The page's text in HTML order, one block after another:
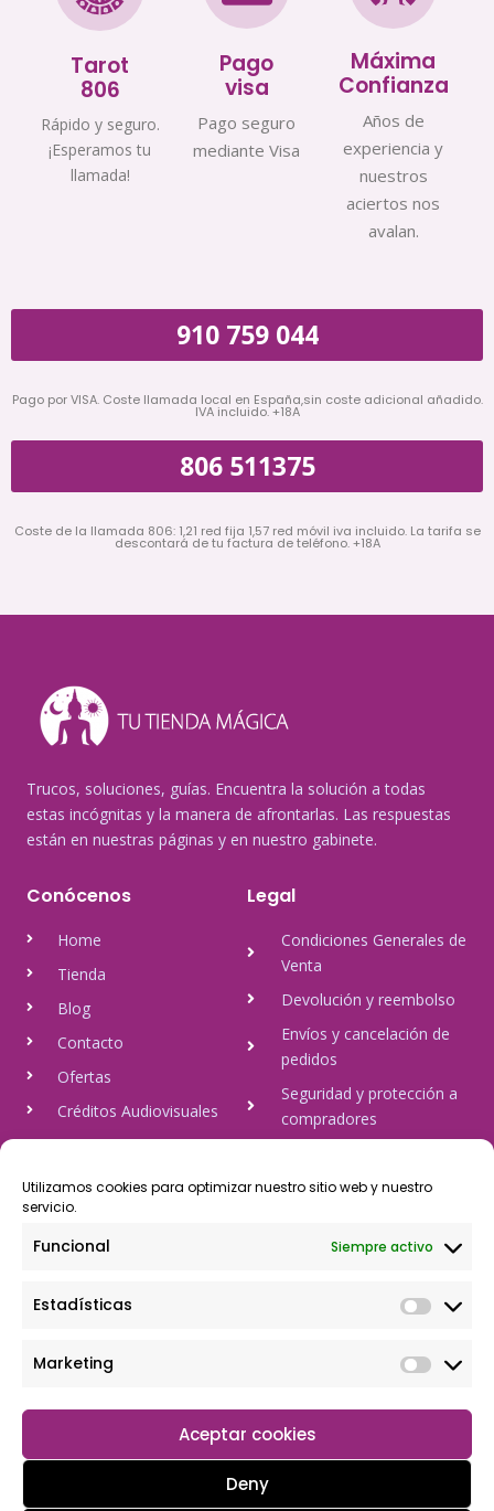
Utilizamos cookies para optimizar nuestro sitio web y nuestro
servicio.
Funcional Siempre activo
Estadísticas
Marketing
Aceptar cookies
Deny
Tarot
806
Rápido y seguro.
¡Esperamos tu
llamada!
Pago
visa
Pago seguro
mediante Visa
Máxima
Confianza
Años de
experiencia y
nuestros
aciertos nos
avalan.
910 759 044
Pago por VISA. Coste llamada local en España,sin coste adicional añadido.
IVA incluido. +18A
806 511375
Coste de la llamada 806: 1,21 red fija 1,57 red móvil iva incluido. La tarifa se
descontará de tu factura de teléfono. +18A
Trucos, soluciones, guías. Encuentra la solución a todas
estas incógnitas y la manera de afrontarlas. Las respuestas
están en nuestras páginas y en nuestro gabinete.
Conócenos
Home
Tienda
Blog
Contacto
Ofertas
Créditos Audiovisuales
tulineamagica.com
Legal
Condiciones Generales de
Venta
Devolución y reembolso
Envíos y cancelación de
pedidos
Seguridad y protección a
compradores
Política de cookies